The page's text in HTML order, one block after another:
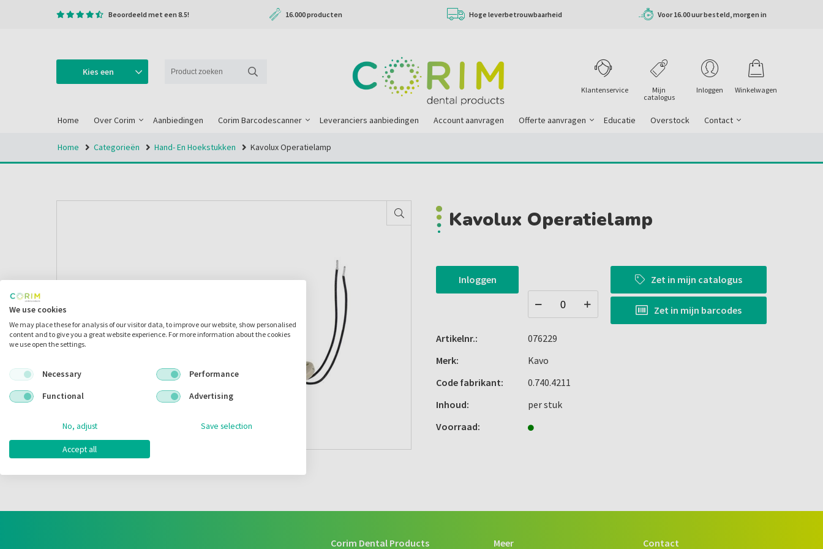
Beoordeeld met een 8.5! 16.000 producten Hoge leverbetrouwbaarheid Voor 16.00 uur besteld, morgen in
Kies een
Winkelwagen
Inloggen
Mijn
catalogus
Klantenservice
Home Over Corim Aanbiedingen Corim Barcodescanner Leveranciers aanbiedingen Account aanvragen Offerte aanvragen Educatie Overstock Contact
Home Categorieën Hand- En Hoekstukken Kavolux Operatielamp
Kavolux Operatielamp
Inloggen Zet in mijn catalogus
Zet in mijn barcodes
Artikelnr.:
076229
Merk:
Kavo
Code fabrikant:
0.740.4211
Inhoud:
per stuk
Voorraad:
Corim Dental Products Meer Contact
We use cookies
We may place these for analysis of our visitor data, to improve our website, show personalised
content and to give you a great website experience. For more information about the cookies
we use open the settings.
Necessary
Performance
Functional
Advertising
No, adjust Save selection
Accept all